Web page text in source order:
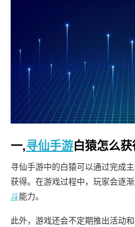
一,寻仙手游白猿怎么
寻仙手游中的白猿可以通过完成
获得。在游戏过程中，玩家会逐渐
斗能力。
此外，游戏还会不定期推出活动